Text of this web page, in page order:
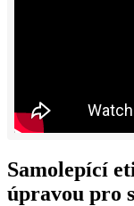
Samolepící
úpravou pro